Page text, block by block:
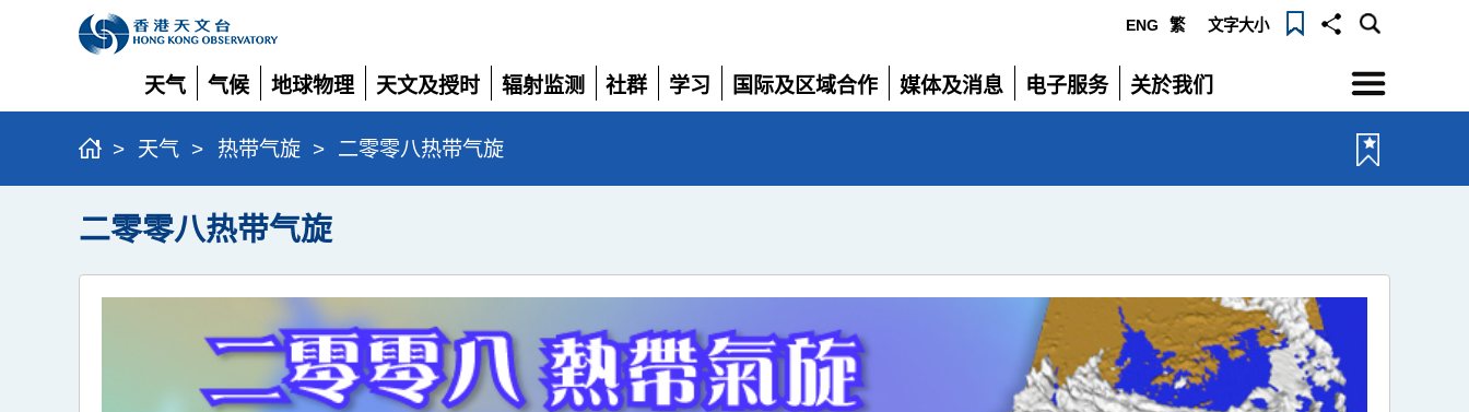
ENG 繁 文字大小
天气
展
开
气候
展
开
地球物理
展
开
天文及授时
展
开
辐射监测
展
开
社群
展
学习
展
国际及区域合作
展
媒体及消息
展
电子服务
展
关於我们
展
选
单
> 天气 > 热带气旋 > 二零零八热带气旋
二零零八热带气旋